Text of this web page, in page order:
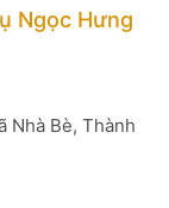
Ngọc Hưng
Nhà Bè, Thành